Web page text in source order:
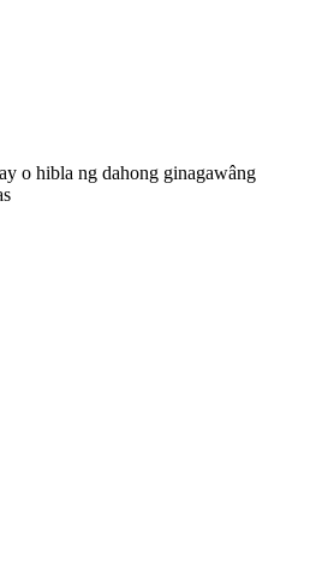
o hibla ng dahong ginagawâng